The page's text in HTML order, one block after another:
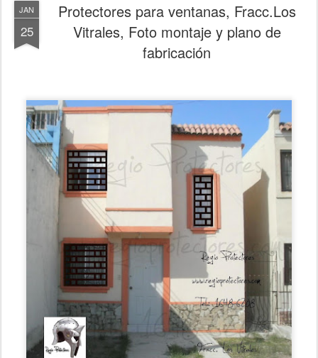
JAN
25
Protectores para ventanas, Fracc.Los
Vitrales, Foto montaje y plano de
fabricación